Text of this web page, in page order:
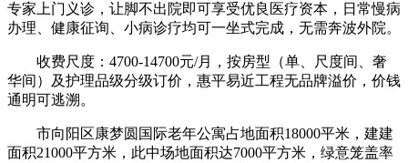
专家上门义诊，让脚不出院即可享受优良医疗资本，日常慢病
办理、健康征询、小病诊疗均可一坐式完成，无需奔波外院。
收费尺度：4700-14700元/月，按房型（单、尺度间、奢
华间）及护理品级分级订价，惠平易近工程无品牌溢价，价钱
通明可逃溯。
市向阳区康梦圆国际老年公寓占地面积18000平米，建建
面积21000平方米，此中场地面积达7000平方米，绿意笼盖率